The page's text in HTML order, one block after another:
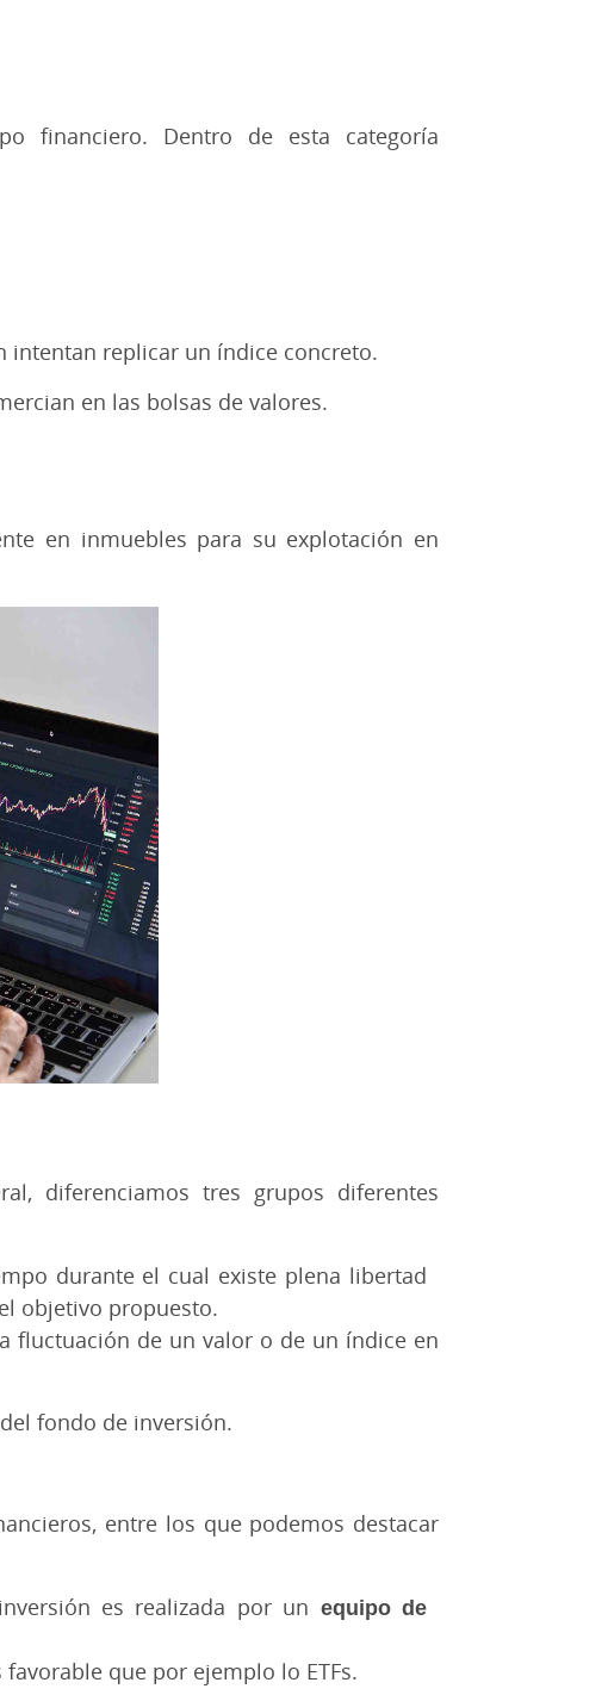
financiero. Dentro de esta categoría
intentan replicar un índice concreto.
en las bolsas de valores.
en inmuebles para su explotación en
diferenciamos tres grupos diferentes
durante el cual existe plena libertad
objetivo propuesto.
fluctuación de un valor o de un índice en
fondo de inversión.
entre los que podemos destacar
es realizada por un equipo de
que por ejemplo lo ETFs.